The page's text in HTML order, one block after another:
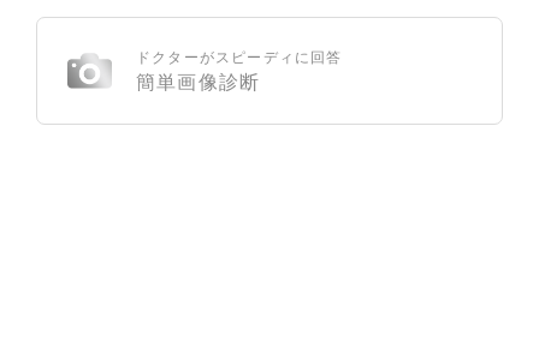
ドクターがスピーディに回答
簡単画像診断